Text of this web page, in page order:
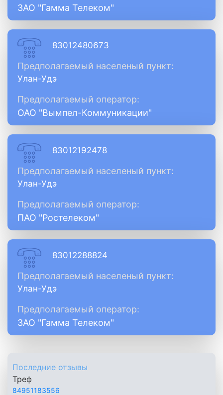
ЗАО "Гамма Телеком"
83012480673
Предполагаемый населеный пункт:
Улан-Удэ
Предполагаемый оператор:
ОАО "Вымпел-Коммуникации"
83012192478
Предполагаемый населеный пункт:
Улан-Удэ
Предполагаемый оператор:
ПАО "Ростелеком"
83012288824
Предполагаемый населеный пункт:
Улан-Удэ
Предполагаемый оператор:
ЗАО "Гамма Телеком"
Последние отзывы
Треф
84951183556